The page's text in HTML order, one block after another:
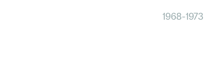
1968-1973